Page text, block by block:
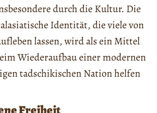
durch die Kultur. Die
Identität, die viele von
lassen, wird als ein Mittel
Wiederaufbau einer modernen
tadschikischen Nation helfen